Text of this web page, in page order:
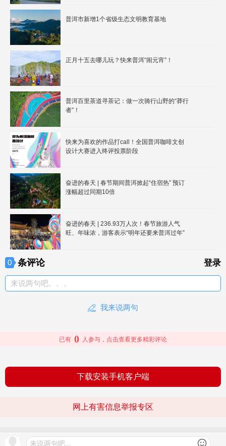
普洱市新增1个省级生态文明教育基地
正月十五去哪儿玩？快来普洱“闹元宵”！
普洱百里茶道寻茶记：做一次骑行山野的“莽行
者”！
快来为喜欢的作品打call！全国普洱咖啡文创
设计大赛进入终评投票阶段
奋进的春天 | 春节期间普洱掀起“住宿热” 预订
涨幅超过同期10倍
奋进的春天 | 236.93万人次！春节旅游人气
旺、年味浓，游客表示“明年还要来普洱过年”
0 条评论 登录
来说两句吧。。。
我来说两句
来说两句吧...
已有 0 人参与，点击查看更多精彩评论
下载安装手机客户端
网上有害信息举报专区
查看更多
© 2026 文旅头条 版权所有